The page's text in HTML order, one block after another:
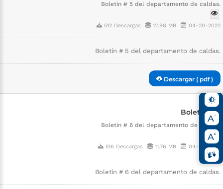
Boletín # 5 del departamento de caldas.
512 Descargas 12.98 MB 04-20-2022
Boletín # 5 del departamento de caldas.
Descargar ( pdf )
Boletín # 6
Boletín # 6 del departamento de caldas.
516 Descargas 11.76 MB 04-20-2022
Boletín # 6 del departamento de caldas.